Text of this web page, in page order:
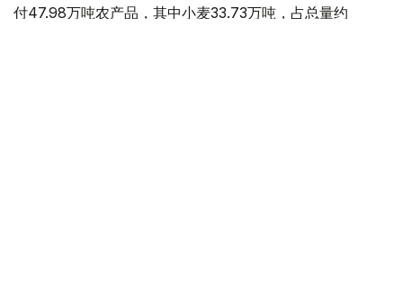
付47.98万吨农产品，其中小麦33.73万吨，占总量约